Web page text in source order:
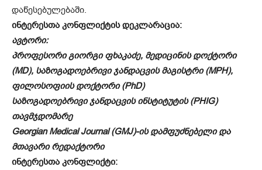
დაწესებულებაში.
ინტერესთა კონფლიქტის დეკლარაცია:
ავტორი:
პროფესორი გიორგი ფხაკაძე, მედიცინის დოქტორი
(MD), საზოგადოებრივი ჯანდაცვის მაგისტრი (MPH),
ფილოსოფიის დოქტორი (PhD)
საზოგადოებრივი ჯანდაცვის ინსტიტუტის (PHIG)
თავმჯდომარე
Georgian Medical Journal (GMJ)-ის დამფუძნებელი და
მთავარი რედაქტორი
ინტერესთა კონფლიქტი: